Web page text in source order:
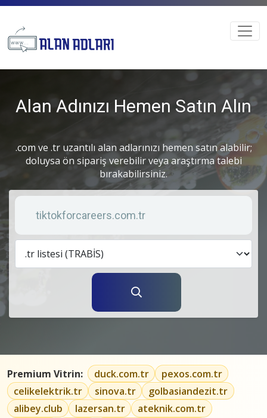
Alan Adınızı Hemen Satın Alın
.com ve .tr uzantılı alan adlarınızı hemen satın alabilir;
doluysa ön sipariş verebilir veya araştırma talebi
bırakabilirsiniz.
Anahtar kelime
Premium Vitrin: duck.com.tr
pexos.com.tr
celikelektrik.tr
sinova.tr
golbasiandezit.tr
alibey.club
lazersan.tr
ateknik.com.tr